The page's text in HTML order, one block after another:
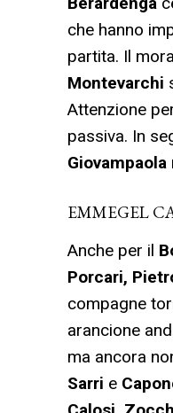
che hanno
partita. Il
Montevarchi
Attenzione
passiva. In
Giovampaola
EMMEGEL
Anche per il
Porcari,
compagne
arancione
ma ancora
Sarri e